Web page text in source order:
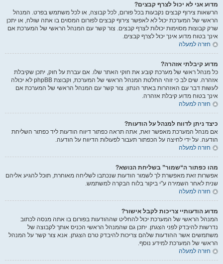
מדוע אני לא יכול לצרף קבצים?
הרשאות צירוף קבצים נקבעות בכל פורום, לכל קבוצה, או לכל משתמש בפרט. המנהל
הראשי של המערכת יכול לא לאפשר צירוף קבצים לפורום המסוים בו אתה שולח, או יתכן
שרק קבוצות מסוימות יכולות לצרף קבצים. צור קשר עם המנהל הראשי של המערכת אם
אינך בטוח מדוע אינך יכול לצרף קבצים.
חזרה למעלה
מדוע קיבלתי אזהרה?
כל מנהל ראשי של מערכת קובע את חוקי האתר שלו. אם עברת על חוק, יתכן שקיבלת
אזהרה. שים לב כי זוהי החלטת המנהל הראשי של המערכת, וקבוצת phpBB לא יכולה
לעשות דבר עם האזהרות באתר הנתון. צור קשר עם המנהל הראשי של המערכת אם
אינך בטוח מדוע קיבלת אזהרה.
חזרה למעלה
כיצד ניתן לדווח למנהל על הודעות?
אם מנהל המערכת מאפשר זאת, אתה תראה כפתור דיווח הודעות ליד כפתור השליחת
הודעה. על ידי לחיצה על הכפתור תעבור לפעולות הדיווח על הודעה.
חזרה למעלה
מהו כפתור ה“שמור” בשליחת הנושא?
אפשרות זאת מאפשרת לך לשמור הודעות שנכתבו לשליחה מאוחרת, תוכל להגיע אליהם
שנית לאחר השמירה ע"י ביקור בלוח הבקרה למשתמש.
חזרה למעלה
מדוע הודעותיי צריכות לקבל אישור?
המנהל הראשי של המערכת יכול להחליט שההודעות בפורום בו אתה מנסה לכתוב
נדרשות להיבדק לפני הצגתן. יתכן גם שהמנהל הראשי הכניס אותך לקבוצה של
משתמשים אשר ההודעות שלהם צריכות להיבדק טרם הצגתן. אנא צור קשר על המנהל
הראשי של המערכת למידע נוסף.
חזרה למעלה